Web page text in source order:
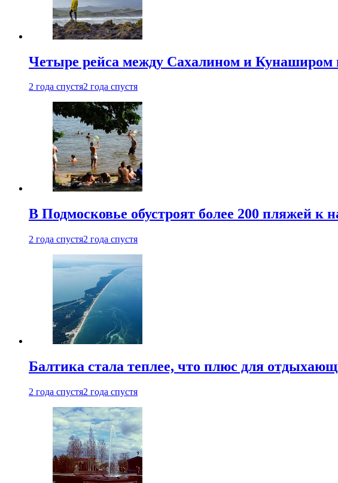
Четыре рейса между Сахалином и Кунаширом
2 года спустя2 года спустя
В Подмосковье обустроят более 200 пляжей к
2 года спустя2 года спустя
Балтика стала теплее, что плюс для
2 года спустя2 года спустя